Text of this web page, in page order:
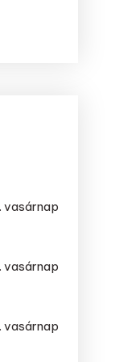
vasárnap
vasárnap
vasárnap